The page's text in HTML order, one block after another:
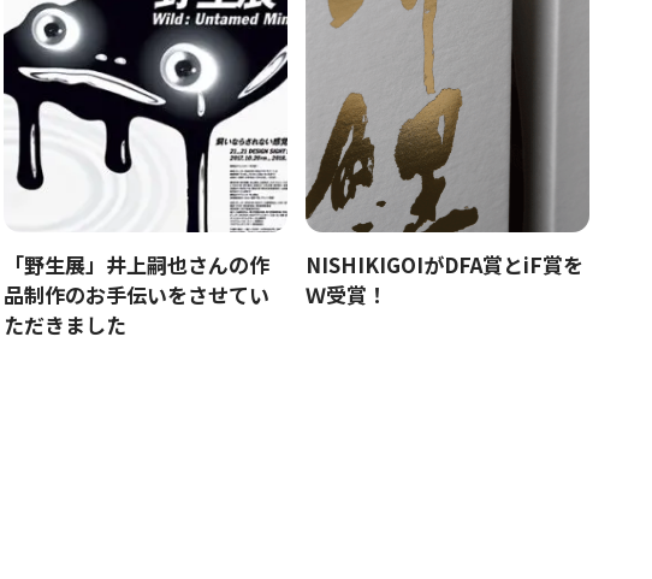
「野生展」井上嗣也さんの作
品制作のお手伝いをさせてい
ただきました
NISHIKIGOIがDFA賞とiF賞を
Ｗ受賞！